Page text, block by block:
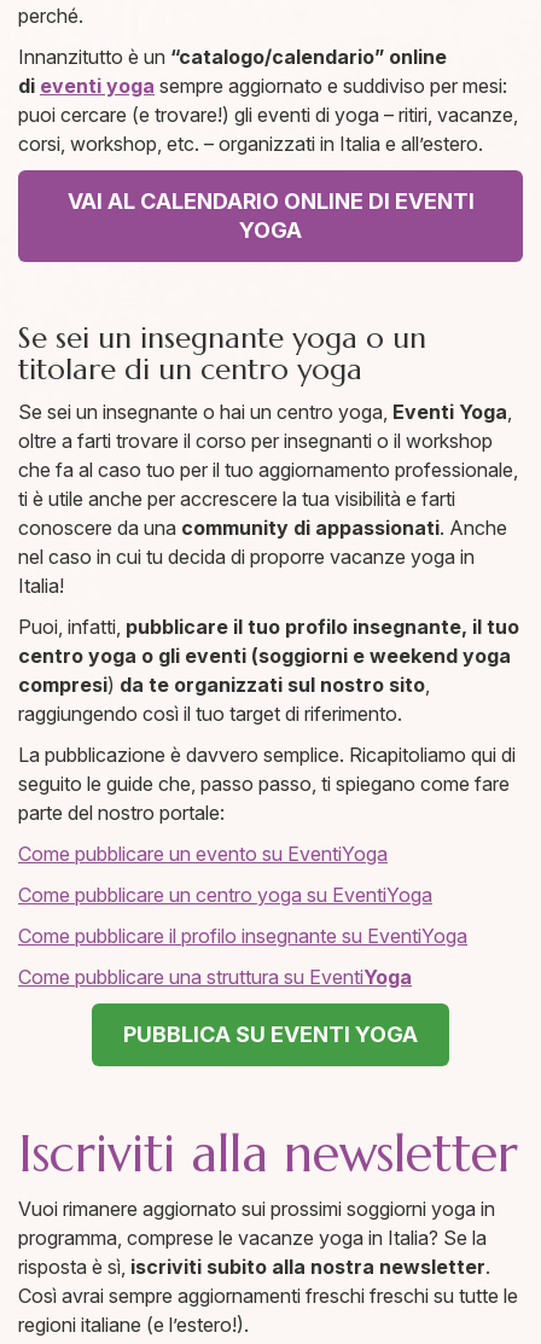
perché.
Innanzitutto è un “catalogo/calendario” online
di eventi yoga sempre aggiornato e suddiviso per mesi:
puoi cercare (e trovare!) gli eventi di yoga – ritiri, vacanze,
corsi, workshop, etc. – organizzati in Italia e all’estero.
VAI AL CALENDARIO ONLINE DI EVENTI
YOGA
Se sei un insegnante yoga o un
titolare di un centro yoga
Se sei un insegnante o hai un centro yoga, Eventi Yoga,
oltre a farti trovare il corso per insegnanti o il workshop
che fa al caso tuo per il tuo aggiornamento professionale,
ti è utile anche per accrescere la tua visibilità e farti
conoscere da una community di appassionati. Anche
nel caso in cui tu decida di proporre vacanze yoga in
Italia!
Puoi, infatti, pubblicare il tuo profilo insegnante, il tuo
centro yoga o gli eventi (soggiorni e weekend yoga
compresi) da te organizzati sul nostro sito,
raggiungendo così il tuo target di riferimento.
La pubblicazione è davvero semplice. Ricapitoliamo qui di
seguito le guide che, passo passo, ti spiegano come fare
parte del nostro portale:
Come pubblicare un evento su EventiYoga
Come pubblicare un centro yoga su EventiYoga
Come pubblicare il profilo insegnante su EventiYoga
Come pubblicare una struttura su EventiYoga
PUBBLICA SU EVENTI YOGA
Iscriviti alla newsletter
Vuoi rimanere aggiornato sui prossimi soggiorni yoga in
programma, comprese le vacanze yoga in Italia? Se la
risposta è sì, iscriviti subito alla nostra newsletter.
Così avrai sempre aggiornamenti freschi freschi su tutte le
regioni italiane (e l’estero!).